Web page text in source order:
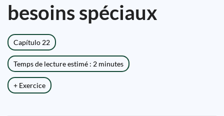
besoins spéciaux
Capítulo 22
Temps de lecture estimé : 2 minutes
+ Exercice